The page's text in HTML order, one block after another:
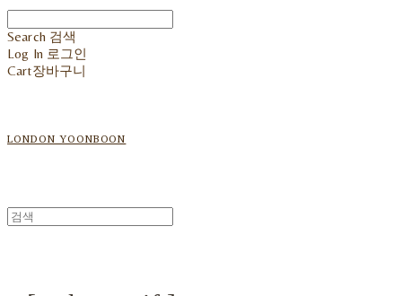
Search 검색
Log In 로그인
Cart장바구니
LONDON YOONBOON